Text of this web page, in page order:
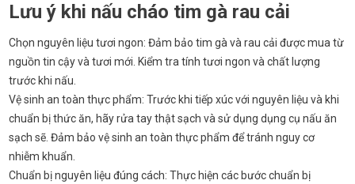
Lưu ý khi nấu cháo tim gà rau cải
Chọn nguyên liệu tươi ngon: Đảm bảo tim gà và rau cải được mua từ
nguồn tin cậy và tươi mới. Kiểm tra tính tươi ngon và chất lượng
trước khi nấu.
Vệ sinh an toàn thực phẩm: Trước khi tiếp xúc với nguyên liệu và khi
chuẩn bị thức ăn, hãy rửa tay thật sạch và sử dụng dụng cụ nấu ăn
sạch sẽ. Đảm bảo vệ sinh an toàn thực phẩm để tránh nguy cơ
nhiễm khuẩn.
Chuẩn bị nguyên liệu đúng cách: Thực hiện các bước chuẩn bị